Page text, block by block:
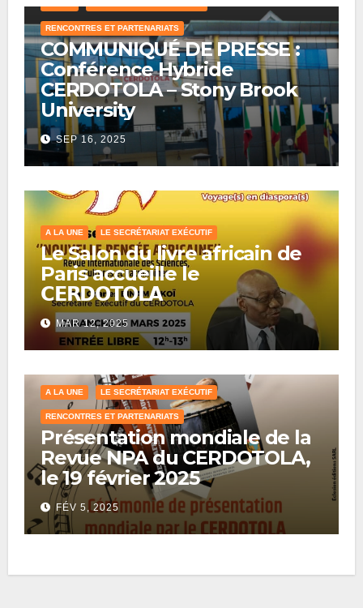
RENCONTRES ET PARTENARIATS
COMMUNIQUÉ DE PRESSE :
Conférence Hybride
CERDOTOLA – Stony Brook
University
SEP 16, 2025
A LA UNE LE SECRÉTARIAT EXÉCUTIF
Le Salon du livre africain de
Paris accueille le
𝗖𝗘𝗥𝗗𝗢𝗧𝗢𝗟𝗔
MAR 12, 2025
A LA UNE LE SECRÉTARIAT EXÉCUTIF
RENCONTRES ET PARTENARIATS
Présentation mondiale de la
Revue NPA du CERDOTOLA,
le 19 février 2025
FÉV 5, 2025